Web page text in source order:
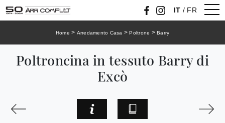
IT / FR
Home > Arredamento Casa >Poltrone > Barry
Poltroncina in tessuto Barry di
Excò